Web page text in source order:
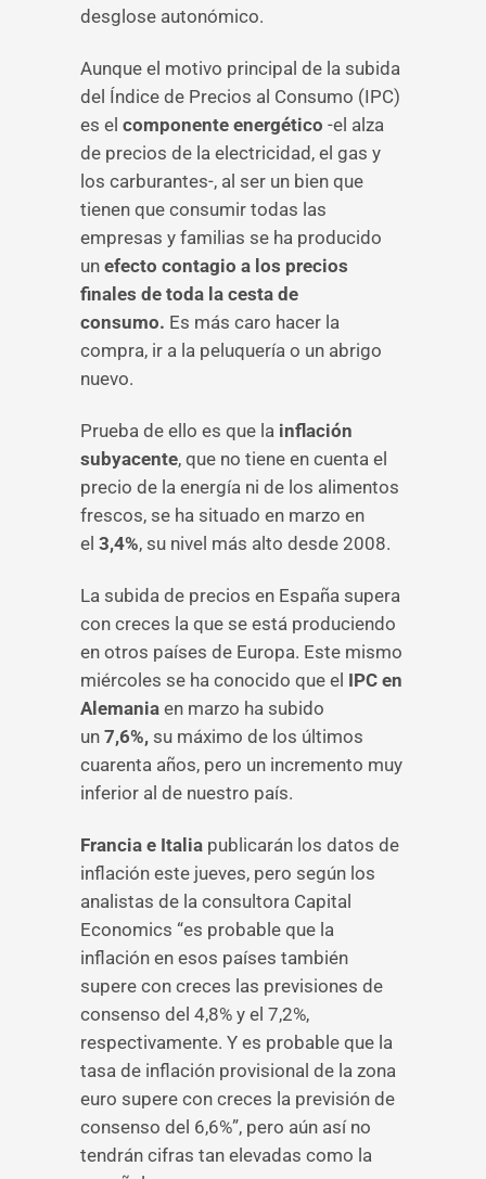
desglose autonómico.
Aunque el motivo principal de la subida
del Índice de Precios al Consumo (IPC)
es el componente energético -el alza
de precios de la electricidad, el gas y
los carburantes-, al ser un bien que
tienen que consumir todas las
empresas y familias se ha producido
un efecto contagio a los precios
finales de toda la cesta de
consumo. Es más caro hacer la
compra, ir a la peluquería o un abrigo
nuevo.
Prueba de ello es que la inflación
subyacente, que no tiene en cuenta el
precio de la energía ni de los alimentos
frescos, se ha situado en marzo en
el 3,4%, su nivel más alto desde 2008.
La subida de precios en España supera
con creces la que se está produciendo
en otros países de Europa. Este mismo
miércoles se ha conocido que el IPC en
Alemania en marzo ha subido
un 7,6%, su máximo de los últimos
cuarenta años, pero un incremento muy
inferior al de nuestro país.
Francia e Italia publicarán los datos de
inflación este jueves, pero según los
analistas de la consultora Capital
Economics “es probable que la
inflación en esos países también
supere con creces las previsiones de
consenso del 4,8% y el 7,2%,
respectivamente. Y es probable que la
tasa de inflación provisional de la zona
euro supere con creces la previsión de
consenso del 6,6%”, pero aún así no
tendrán cifras tan elevadas como la